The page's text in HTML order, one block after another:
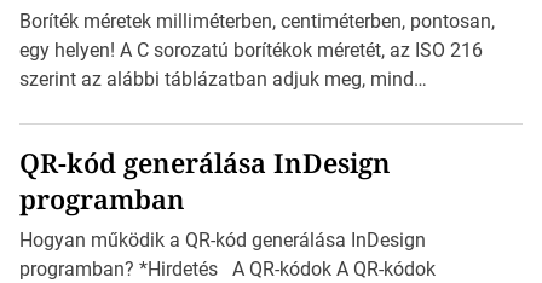
zajlik a saját címke készítése. Hogyan készítsünk címkét?
Válasszon méretet és alakot: Válassza ki a kívánt címke
méretét. Akár néhány […]
Boríték méretek milliméterben, centiméterben, pontosan,
egy helyen! A C sorozatú borítékok méretét, az ISO 216
szerint az alábbi táblázatban adjuk meg, mind
mutatja az A4-es papírlaphoz viszonyítva. Az amerikai és
észak-amerikai boríték méretére az ISO 216 nem
vonatkozik. Boríték méretének táblázata C0-tól […]
QR-kód generálása InDesign
programban
Hogyan működik a QR-kód generálása InDesign
programban? *Hirdetés A QR-kódok A QR-kódok